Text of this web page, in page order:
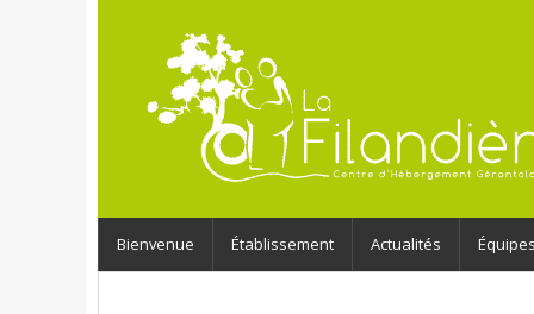
Bienvenue Établissement Actualités Équipes